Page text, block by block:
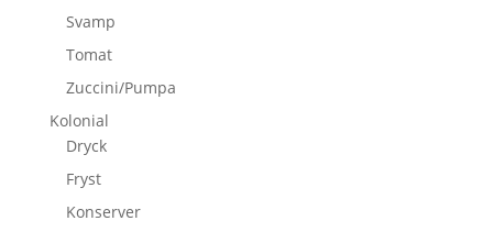
Svamp
Tomat
Zuccini/Pumpa
Kolonial
Dryck
Fryst
Konserver